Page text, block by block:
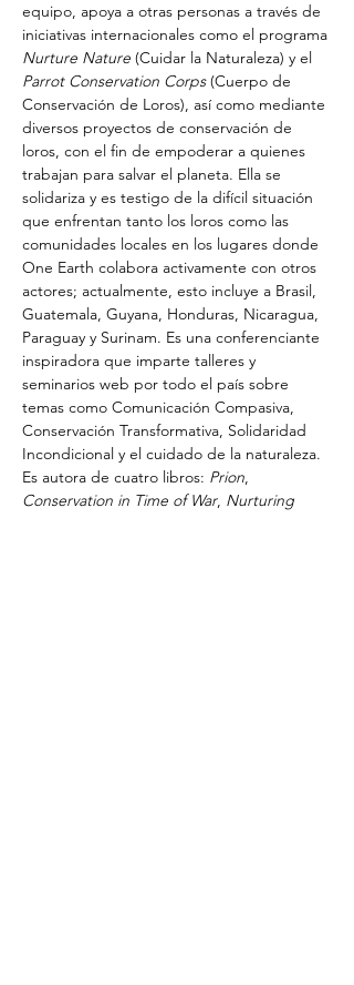
equipo, apoya a otras personas a través de
iniciativas internacionales como el programa
Nurture Nature (Cuidar la Naturaleza) y el
Parrot Conservation Corps (Cuerpo de
Conservación de Loros), así como mediante
diversos proyectos de conservación de
loros, con el fin de empoderar a quienes
trabajan para salvar el planeta. Ella se
solidariza y es testigo de la difícil situación
que enfrentan tanto los loros como las
comunidades locales en los lugares donde
One Earth colabora activamente con otros
actores; actualmente, esto incluye a Brasil,
Guatemala, Guyana, Honduras, Nicaragua,
Paraguay y Surinam. Es una conferenciante
inspiradora que imparte talleres y
seminarios web por todo el país sobre
temas como Comunicación Compasiva,
Conservación Transformativa, Solidaridad
Incondicional y el cuidado de la naturaleza.
Es autora de cuatro libros: Prion,
Conservation in Time of War, Nurturing